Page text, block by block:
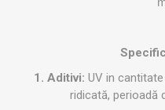
1. Aditivi: UV in
ridicată, perioadă